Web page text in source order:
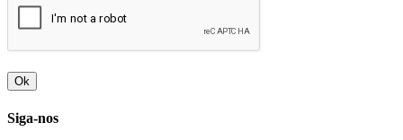
Ok
Siga-nos